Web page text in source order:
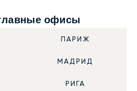
офисы
ПАРИЖ
МАДРИД
РИГА